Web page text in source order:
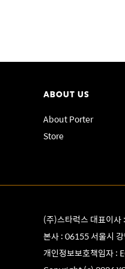
ABOUT US
About Porter
Store
(주)스타럭스 대표이
본사 : 06155 서울시
개인정보보호책임자 :